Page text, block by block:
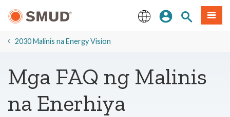
Nilalaman
Mag-sign InMenu
2030 Malinis na Energy Vision
Mga FAQ ng Malinis
na Enerhiya